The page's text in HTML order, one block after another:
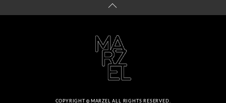
COPYRIGHT MARZEL ALL RIGHTS RESERVED.